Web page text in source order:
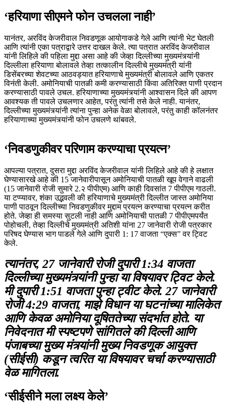
‘हरियाणा सीएमने फोन उचलला नाही’
यानंतर, अरविंद केजरीवाल निवडणूक आयोगाकडे गेले आणि त्यांनी भेट घेतली
आणि त्यांनी एका पत्राद्वारे उत्तर दाखल केले. त्या पत्रात अरविंद केजरीवाल
यांनी लिहिले की पहिला मुद्दा असा आहे की जेव्हा दिल्लीच्या मुख्यमंत्र्यांनी
दिल्लीला हरियाणा बोलावले तेव्हा तत्कालीन दिल्लीचे मुख्यमंत्री यांनी
डिसेंबरच्या शेवटच्या आठवड्यात हरियाणाचे मुख्यमंत्री बोलावले आणि एकतर
विनंती केली. अमोनियाची पातळी कमी करण्यासाठी किंवा अतिरिक्त पाणी प्रदान
करण्यासाठी पावले उचल. हरियाणाच्या मुख्यमंत्र्यांनी आश्वासन दिले की आपण
आवश्यक ती पावले उचलणार आहेत, परंतु त्यांनी तसे केले नाही. यानंतर,
दिल्लीच्या मुख्यमंत्र्यांनी त्यांना पुन्हा अनेक वेळा बोलावले, परंतु काही कॉलनंतर
हरियाणाच्या मुख्यमंत्र्यांनी फोन उचलणे थांबवले.
‘निवडणुकीवर परिणाम करण्याचा प्रयत्न’
आपल्या पत्रात, दुसरा मुद्दा अरविंद केजरीवाल यांनी लिहिले आहे की हे लक्षात
घेण्यासारखे आहे की 15 जानेवारीपासून अमोनियाची पातळी खूप वेगाने वाढली
(15 जानेवारी रोजी सुमारे 2.२ पीपीएम) आणि काही दिवसांत 7 पीपीएम गाठली.
या टप्प्यावर, शंका उद्भवली की हरियाणाचे मुख्यमंत्री दिल्लीत जास्त अमोनिया
पाणी पाठवून दिल्लीच्या निवडणुकीवर मुद्दाम प्रयत्न करण्याचा प्रयत्न करीत
होते. जेव्हा ही समस्या सुटली नाही आणि अमोनियाची पातळी 7 पीपीएमपर्यंत
पोहोचली, तेव्हा दिल्लीचे मुख्यमंत्री अतिशी यांना 27 जानेवारी रोजी पत्रकार
परिषद घेण्यास भाग पाडले गेले आणि दुपारी 1: 17 वाजता “एक्स” वर ट्विट
केले.
त्यानंतर, 27 जानेवारी रोजी दुपारी 1:34 वाजता
दिल्लीच्या मुख्यमंत्र्यांनी पुन्हा या विषयावर ट्विट केले.
मी दुपारी 1:51 वाजता पुन्हा ट्वीट केले. 27 जानेवारी
रोजी 4:29 वाजता, माझे विधान या घटनांच्या मालिकेत
आणि केवळ अमोनिया दूषिततेच्या संदर्भात होते. या
निवेदनात मी स्पष्टपणे सांगितले की दिल्ली आणि
पंजाबच्या मुख्य मंत्र्यांनी मुख्य निवडणूक आयुक्त
(सीईसी) कडून त्वरित या विषयावर चर्चा करण्यासाठी
वेळ मागितला.
‘सीईसीने मला लक्ष्य केले’